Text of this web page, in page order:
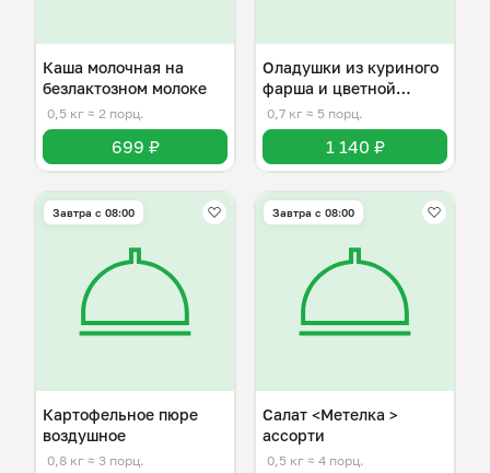
Каша молочная на
безлактозном молоке
0,5 кг ≈ 2 порц.
699 ₽
Оладушки из куриного
фарша и цветной
капусты
0,7 кг ≈ 5 порц.
1 140 ₽
Завтра c 08:00
Картофельное пюре
воздушное
0,8 кг ≈ 3 порц.
Завтра c 08:00
Салат <Метелка >
ассорти
0,5 кг ≈ 4 порц.